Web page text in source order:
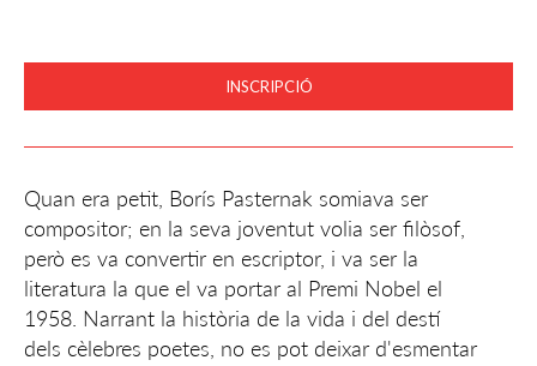
INSCRIPCIÓ
Quan era petit, Borís Pasternak somiava ser
compositor; en la seva joventut volia ser filòsof,
però es va convertir en escriptor, i va ser la
literatura la que el va portar al Premi Nobel el
1958. Narrant la història de la vida i del destí
dels cèlebres poetes, no es pot deixar d'esmentar